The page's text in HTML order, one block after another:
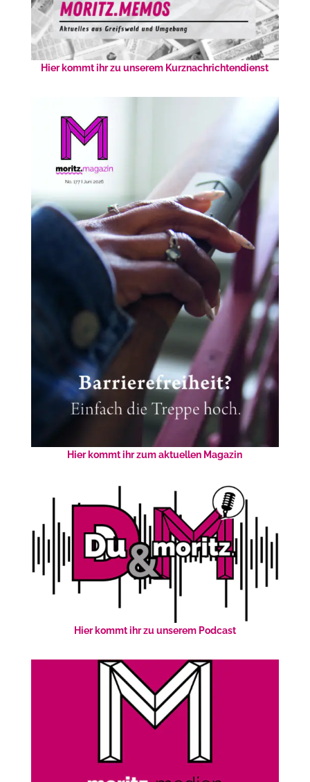
Hier kommt ihr zu unserem Kurznachrichtendienst
Hier kommt ihr zum aktuellen Magazin
Hier kommt ihr zu unserem Podcast